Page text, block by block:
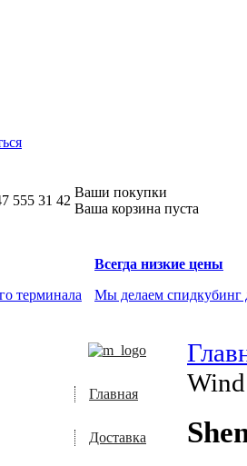
555 31 42
Ваши покупки
Ваша корзина пуста
терминала
Всегда низкие цены
Мы делаем спидкубинг
Wind
Главная
Доставка